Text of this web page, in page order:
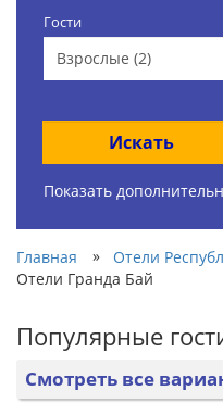
Гости
Взрослые (2)
Искать
Показать
Главная » Отели
Отели Гранда Бай
Популярные
Смотреть все